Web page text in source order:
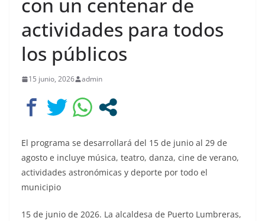
con un centenar de
actividades para todos
los públicos
15 junio, 2026 admin
El programa se desarrollará del 15 de junio al 29 de
agosto e incluye música, teatro, danza, cine de verano,
actividades astronómicas y deporte por todo el
municipio
15 de junio de 2026. La alcaldesa de Puerto Lumbreras,